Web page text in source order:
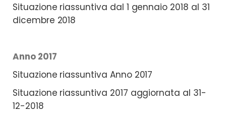
Situazione riassuntiva dal 1 gennaio 2018 al 31
dicembre 2018
Anno 2017
Situazione riassuntiva Anno 2017
Situazione riassuntiva 2017 aggiornata al 31-
12-2018